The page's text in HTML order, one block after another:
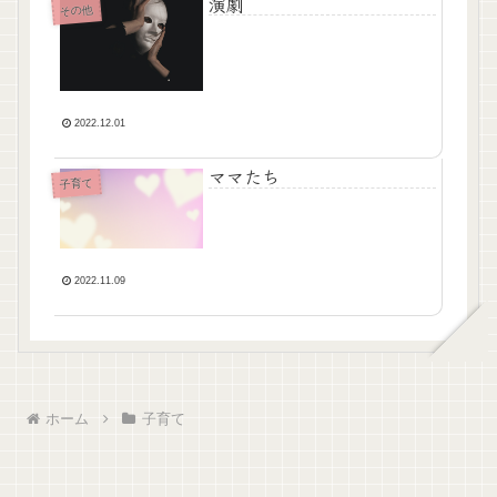
その他
2022.12.01
子育て ママたち
2022.11.09
ホーム 子育て